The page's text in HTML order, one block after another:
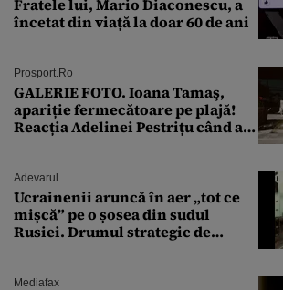
Fratele lui, Mario Diaconescu, a
încetat din viață la doar 60 de ani
Prosport.ro
GALERIE FOTO. Ioana Tamaş,
apariție fermecătoare pe plajă!
Reacția Adelinei Pestrițu când a
Adevarul
Ucrainenii aruncă în aer „tot ce
mișcă” pe o șosea din sudul
Rusiei. Drumul strategic de
Mediafax